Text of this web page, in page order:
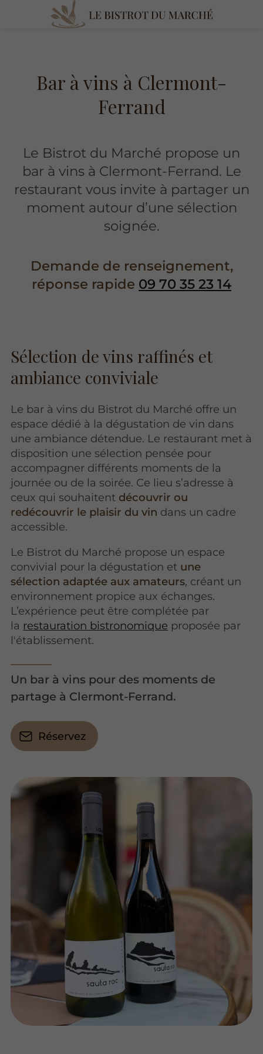
Bar à vins à Clermont-
Ferrand
Le Bistrot du Marché propose un
bar à vins à Clermont-Ferrand. Le
restaurant vous invite à partager un
moment autour d’une sélection
soignée.
Demande de renseignement,
réponse rapide 09 70 35 23 14
Sélection de vins raffinés et
ambiance conviviale
Le bar à vins du Bistrot du Marché offre un
espace dédié à la dégustation de vin dans
une ambiance détendue. Le restaurant met à
disposition une sélection pensée pour
accompagner différents moments de la
journée ou de la soirée. Ce lieu s’adresse à
ceux qui souhaitent découvrir ou
redécouvrir le plaisir du vin dans un cadre
accessible.
Le Bistrot du Marché propose un espace
convivial pour la dégustation et une
sélection adaptée aux amateurs, créant un
environnement propice aux échanges.
L’expérience peut être complétée par
la restauration bistronomique proposée par
l'établissement.
Un bar à vins pour des moments de
partage à Clermont-Ferrand.
Réservez